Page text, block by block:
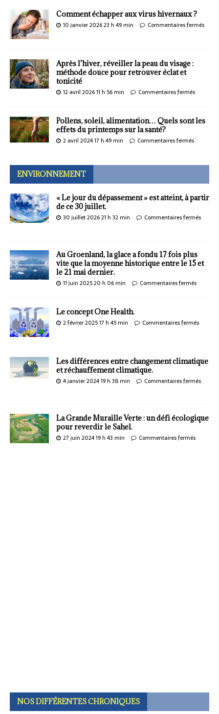
Comment échapper aux virus hivernaux ?
10 janvier 2026 23 h 49 min Commentaires fermés
Après l’hiver, réveiller la peau du visage :
méthode douce pour retrouver éclat et
tonicité
12 avril 2026 11 h 56 min Commentaires fermés
Pollens, soleil, alimentation… Quels sont les
effets du printemps sur la santé?
2 avril 2024 17 h 49 min Commentaires fermés
ENVIRONNEMENT
« Le jour du dépassement » est atteint, à partir
de ce 30 juillet.
30 juillet 2026 21 h 32 min Commentaires fermés
Au Groenland, la glace a fondu 17 fois plus
vite que la moyenne historique entre le 15 et
le 21 mai dernier.
11 juin 2025 20 h 06 min Commentaires fermés
Le concept One Health.
2 février 2025 17 h 45 min Commentaires fermés
Les différences entre changement climatique
et réchauffement climatique.
4 janvier 2024 19 h 38 min Commentaires fermés
La Grande Muraille Verte : un défi écologique
pour reverdir le Sahel.
27 juin 2024 19 h 43 min Commentaires fermés
NOS DIFFÉRENTES CHRONIQUES